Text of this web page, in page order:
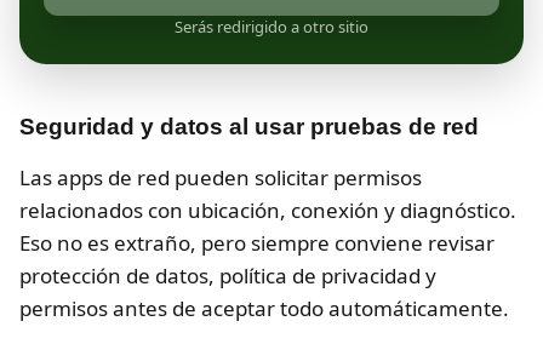
Serás redirigido a otro sitio
Seguridad y datos al usar pruebas de red
Las apps de red pueden solicitar permisos
relacionados con ubicación, conexión y diagnóstico.
Eso no es extraño, pero siempre conviene revisar
protección de datos, política de privacidad y
permisos antes de aceptar todo automáticamente.